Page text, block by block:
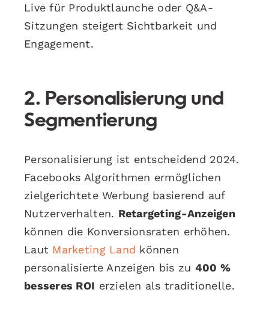
Live für Produktlaunche oder Q&A-
Sitzungen steigert Sichtbarkeit und
Engagement.
2. Personalisierung und
Segmentierung
Personalisierung ist entscheidend 2024.
Facebooks Algorithmen ermöglichen
zielgerichtete Werbung basierend auf
Nutzerverhalten. Retargeting-Anzeigen
können die Konversionsraten erhöhen.
Laut Marketing Land können
personalisierte Anzeigen bis zu 400 %
besseres ROI erzielen als traditionelle.